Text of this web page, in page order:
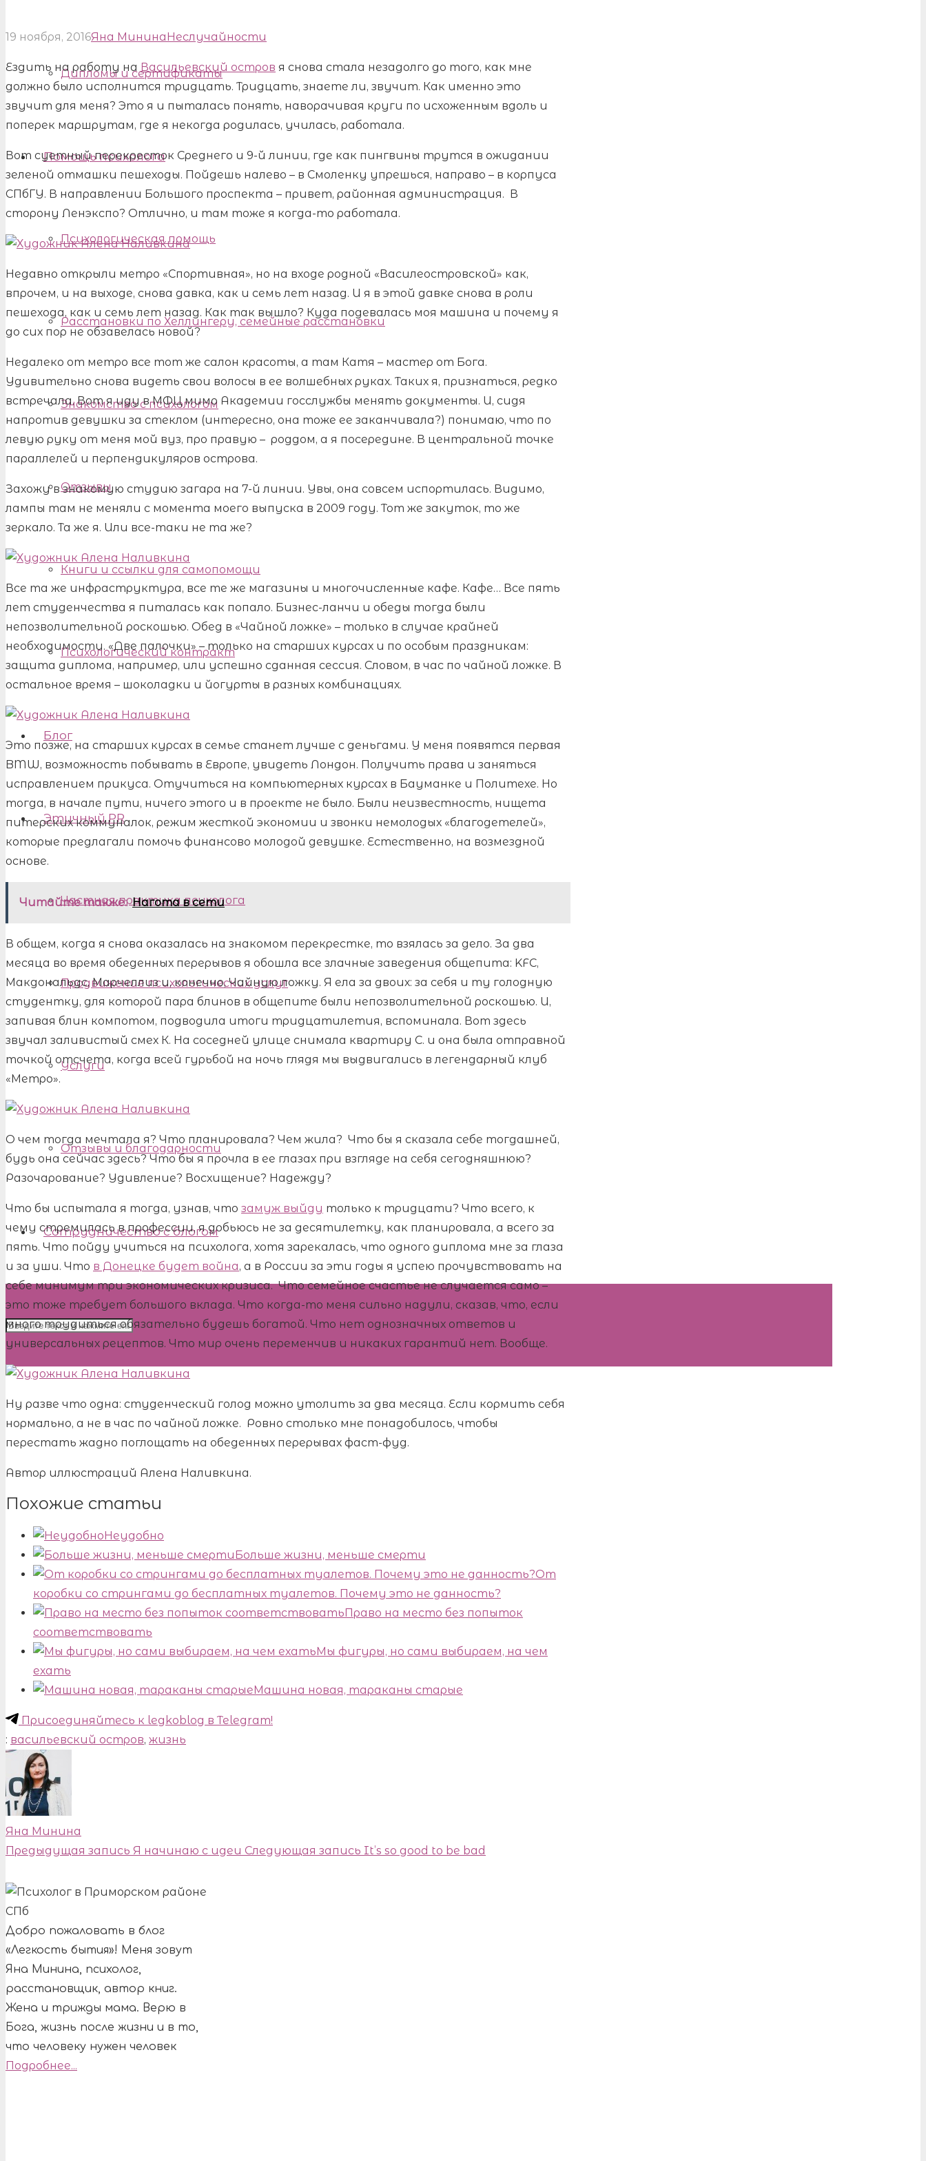
Дипломы и сертификаты
Помощь психолога
Психологическая помощь
Расстановки по Хеллингеру, семейные расстановки
Знакомство с психологом
Отзывы
Книги и ссылки для самопомощи
Психологический контракт
Блог
Этичный PR
Частная практика психолога
Продвижение психологических услуг
Услуги
Отзывы и благодарности
Сотрудничество с блогом
19 ноября, 2016Яна Минина Неслучайности
Ездить на работу на Васильевский остров я снова стала незадолго до того, как мне
должно было исполнится тридцать. Тридцать, знаете ли, звучит. Как именно это
звучит для меня? Это я и пыталась понять, наворачивая круги по исхоженным вдоль и
поперек маршрутам, где я некогда родилась, училась, работала.
Вот суетный перекресток Среднего и 9-й линии, где как пингвины трутся в ожидании
зеленой отмашки пешеходы. Пойдешь налево – в Смоленку упрешься, направо – в корпуса
СПбГУ. В направлении Большого проспекта – привет, районная администрация. В
сторону Ленэкспо? Отлично, и там тоже я когда-то работала.
Недавно открыли метро «Спортивная», но на входе родной «Василеостровской» как,
впрочем, и на выходе, снова давка, как и семь лет назад. И я в этой давке снова в роли
пешехода, как и семь лет назад. Как так вышло? Куда подевалась моя машина и почему я
до сих пор не обзавелась новой?
Недалеко от метро все тот же салон красоты, а там Катя – мастер от Бога.
Удивительно снова видеть свои волосы в ее волшебных руках. Таких я, признаться, редко
встречала. Вот я иду в МФЦ мимо Академии госслужбы менять документы. И, сидя
напротив девушки за стеклом (интересно, она тоже ее заканчивала?) понимаю, что по
левую руку от меня мой вуз, про правую – роддом, а я посередине. В центральной точке
параллелей и перпендикуляров острова.
Захожу в знакомую студию загара на 7-й линии. Увы, она совсем испортилась. Видимо,
лампы там не меняли с момента моего выпуска в 2009 году. Тот же закуток, то же
зеркало. Та же я. Или все-таки не та же?
Все та же инфраструктура, все те же магазины и многочисленные кафе. Кафе… Все пять
лет студенчества я питалась как попало. Бизнес-ланчи и обеды тогда были
непозволительной роскошью. Обед в «Чайной ложке» – только в случае крайней
необходимости. «Две палочки» – только на старших курсах и по особым праздникам:
защита диплома, например, или успешно сданная сессия. Словом, в час по чайной ложке. В
остальное время – шоколадки и йогурты в разных комбинациях.
Это позже, на старших курсах в семье станет лучше с деньгами. У меня появятся первая
BMW, возможность побывать в Европе, увидеть Лондон. Получить права и заняться
исправлением прикуса. Отучиться на компьютерных курсах в Бауманке и Политехе. Но
тогда, в начале пути, ничего этого и в проекте не было. Были неизвестность, нищета
питерских коммуналок, режим жесткой экономии и звонки немолодых «благодетелей»,
которые предлагали помочь финансово молодой девушке. Естественно, на возмездной
основе.
Читайте также: Нагота в сети
В общем, когда я снова оказалась на знакомом перекрестке, то взялась за дело. За два
месяца во время обеденных перерывов я обошла все злачные заведения общепита: KFC,
Макдональдс, Марчеллиз и, конечно, Чайную ложку. Я ела за двоих: за себя и ту голодную
студентку, для которой пара блинов в общепите были непозволительной роскошью. И,
запивая блин компотом, подводила итоги тридцатилетия, вспоминала. Вот здесь
звучал заливистый смех К. На соседней улице снимала квартиру С. и она была отправной
точкой отсчета, когда всей гурьбой на ночь глядя мы выдвигались в легендарный клуб
«Метро».
О чем тогда мечтала я? Что планировала? Чем жила? Что бы я сказала себе тогдашней,
будь она сейчас здесь? Что бы я прочла в ее глазах при взгляде на себя сегодняшнюю?
Разочарование? Удивление? Восхищение? Надежду?
Что бы испытала я тогда, узнав, что замуж выйду только к тридцати? Что всего, к
чему стремилась в профессии, я добьюсь не за десятилетку, как планировала, а всего за
пять. Что пойду учиться на психолога, хотя зарекалась, что одного диплома мне за глаза
и за уши. Что в Донецке будет война, а в России за эти годы я успею прочувствовать на
себе минимум три экономических кризиса. Что семейное счастье не случается само –
это тоже требует большого вклада. Что когда-то меня сильно надули, сказав, что, если
много трудиться обязательно будешь богатой. Что нет однозначных ответов и
универсальных рецептов. Что мир очень переменчив и никаких гарантий нет. Вообще.
Ну разве что одна: студенческий голод можно утолить за два месяца. Если кормить себя
нормально, а не в час по чайной ложке. Ровно столько мне понадобилось, чтобы
перестать жадно поглощать на обеденных перерывах фаст-фуд.
Автор иллюстраций Алена Наливкина.
Похожие статьи
Неудобно
Больше жизни, меньше смерти
От
коробки со стрингами до бесплатных туалетов. Почему это не данность?
Право на место без попыток
соответствовать
Мы фигуры, но сами выбираем, на чем
ехать
Машина новая, тараканы старые
Присоединяйтесь к legkoblog в Telegram!
: васильевский остров, жизнь
Яна Минина
Предыдущая запись Я начинаю с идеи Следующая запись It’s so good to be bad
Добро пожаловать в блог
«Легкость бытия»! Меня зовут
Яна Минина, психолог,
расстановщик, автор книг.
Жена и трижды мама. Верю в
Бога, жизнь после жизни и в то,
что человеку нужен человек
Подробнее...